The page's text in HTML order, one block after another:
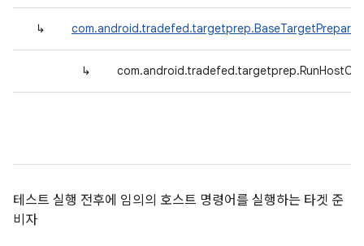
↳ com.android.tradefed.targetprep.BaseTargetPreparer
↳
테스트 실행 전후에 임의의 호스트 명령어를 실행하는 타겟 준
비자